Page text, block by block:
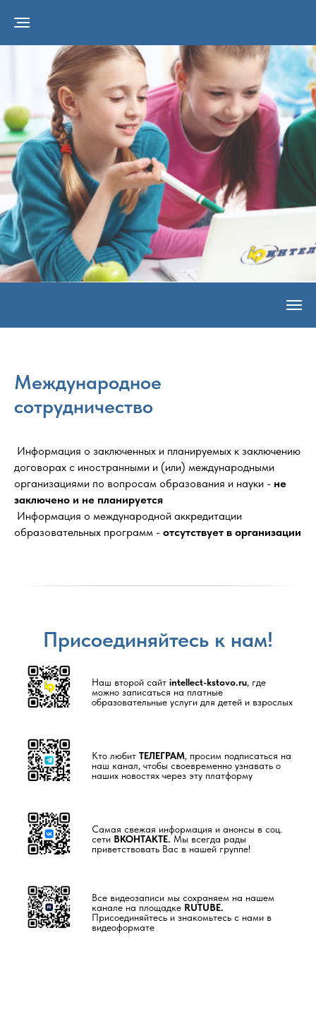
Международное
сотрудничество
Информация о заключенных и планируемых к заключению
договорах с иностранными и (или) международными
организациями по вопросам образования и науки - не
заключено и не планируется
Информация о международной аккредитации
образовательных программ - отсутствует в организации
Присоединяйтесь к нам!
Наш второй сайт intellect-kstovo.ru, где
можно записаться на платные
образовательные услуги для детей и взрослых
Кто любит ТЕЛЕГРАМ, просим подписаться на
наш канал, чтобы своевременно узнавать о
наших новостях через эту платформу
Самая свежая информация и анонсы в соц.
сети ВКОНТАКТЕ. Мы всегда рады
приветствовать Вас в нашей группе!
Все видеозаписи мы сохраняем на нашем
канале на площадке RUTUBE.
Присоединяйтесь и знакомьтесь с нами в
видеоформате